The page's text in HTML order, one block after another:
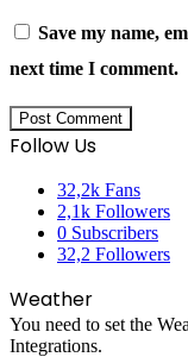
Save my name,
next time I comment.
Follow Us
32,2k Fans
2,1k Followers
0 Subscribers
32,2 Followers
Weather
You need to set the
Integrations.